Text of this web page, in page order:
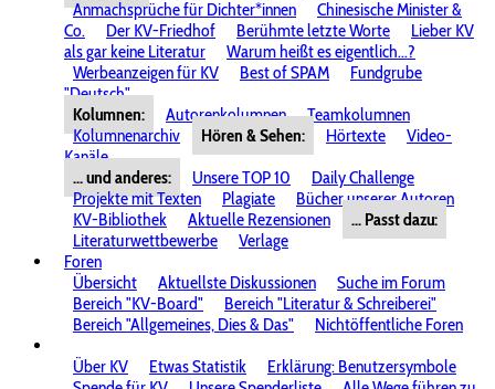
Anmachsprüche für Dichter*innen
Chinesische Minister &
Co.
Der KV-Friedhof Berühmte letzte Worte
Lieber KV
als gar keine Literatur
Warum heißt es eigentlich...?
Werbeanzeigen für KV
Best of SPAM
Fundgrube
"Deutsch"
Kolumnen:
Autorenkolumnen
Teamkolumnen
Kolumnenarchiv
Hören & Sehen: Hörtexte
Video-
Kanäle
... und anderes:
Unsere TOP 10
Daily Challenge
Projekte mit Texten
Plagiate
Bücher unserer Autoren
KV-Bibliothek
Aktuelle Rezensionen
... Passt dazu:
Literaturwettbewerbe
Verlage
Foren
Übersicht
Aktuellste Diskussionen
Suche im Forum
Bereich "KV-Board"
Bereich "Literatur & Schreiberei"
Bereich "Allgemeines, Dies & Das"
Nichtöffentliche Foren
Über KV
Etwas Statistik
Erklärung: Benutzersymbole